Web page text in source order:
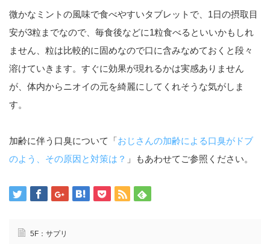
微かなミントの風味で食べやすいタブレットで、1日の摂取目
安が3粒までなので、毎食後などに1粒食べるといいかもしれ
ません、粒は比較的に固めなので口に含みなめておくと段々
溶けていきます。すぐに効果が現れるかは実感ありません
が、体内からニオイの元を綺麗にしてくれそうな気がしま
す。
加齢に伴う口臭について「おじさんの加齢による口臭がドブ
のよう、その原因と対策は？ 」もあわせてご参照ください。
5F：サプリ